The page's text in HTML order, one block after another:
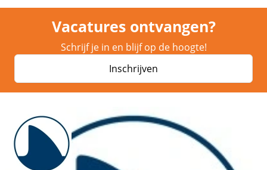
Vacatures ontvangen?
Schrijf je in en blijf op de hoogte!
Inschrijven